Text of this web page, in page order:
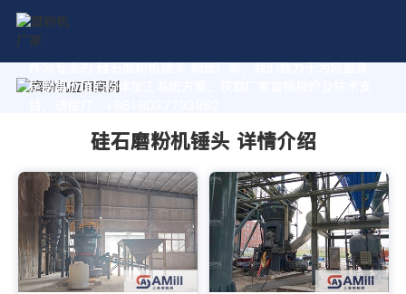
作为专业的 硅石磨粉机锤头 制造厂家，我们致力于为您量身
定制高价值的粉体加工系统方案。获取厂家直销报价及技术支
硅石磨粉机锤头 详情介绍